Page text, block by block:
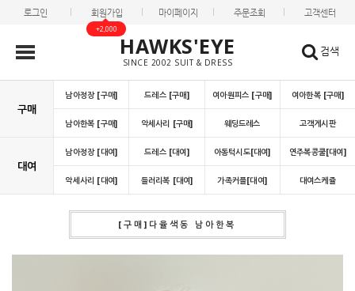
로그인 회원가입
+2,000
마이페이지 주문조회 고객센터
HAWKS'EYE
SINCE 2002 SUIT & DRESS
검색
구매
남아정장 [구매] 드레스 [구매] 여아원피스 [구매] 여아한복 [구매]
남아한복 [구매] 악세사리 [구매] 웨딩드레스 고객게시판
대여
남아정장 [대여] 드레스 [대여] 아동턱시도[대여] 연주복콩쿨[대여]
악세사리 [대여] 들러리복 [대여] 가족커플[대여] 대여스케쥴
[구매]다율색동 남아한복